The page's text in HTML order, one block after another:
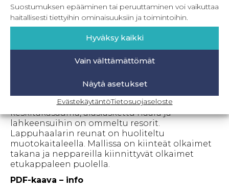
Suostumuksen epääminen tai peruuttaminen voi vaikuttaa
haitallisesti tiettyihin ominaisuuksiin ja toimintoihin.
Hyväksy kaikki
Vain välttämättömät
Näytä asetukset
EvästekäytäntöTietosuojaseloste
kuminauha, jotta lappuhaalarit pysyvät
päällä. Haalarissa on keskitakasauma,
alaslaskettu haara ja lahkeensuihin on ommeltu
resorit. Lappuhaalarin reunat on huoliteltu
eli ne on ommeltu molemmista päistä
vaatteeseen kiinni. Takana olkaimet menevät
korkea etu- ja takakappale. Haalarissa on
keskitakasauma, alaslaskettu haara ja
lahkeensuihin on ommeltu resorit.
Lappuhaalarin reunat on huoliteltu
muotokaitaleella. Mallissa on kiinteät olkaimet
takana ja neppareilla kiinnittyvät olkaimet
etukappaleen puolella.
PDF-kaava – info